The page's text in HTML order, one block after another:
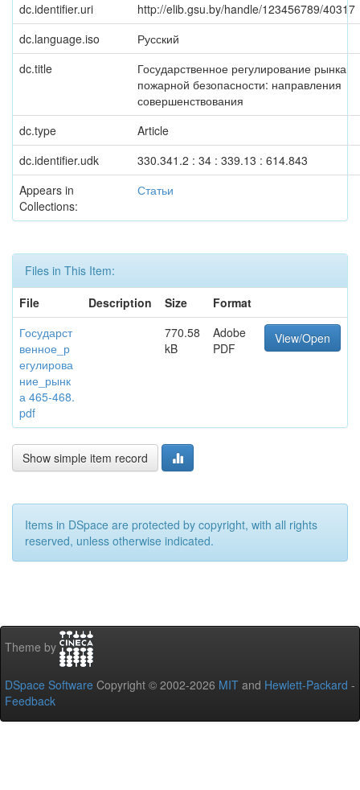
dc.identifier.uri
http://elib.gsu.by/handle/123456789/40317
dc.language.iso
Русский
dc.title
Государственное регулирование рынка
пожарной безопасности: направления
совершенствования
dc.type
Article
dc.identifier.udk
330.341.2 : 34 : 339.13 : 614.843
Appears in
Collections:
Статьи
Files in This Item:
File
Description Size
Format
Государст
венное_р
егулирова
ние_рынк
а 465-468.
pdf
770.58
kB
Adobe
PDF
View/Open
Show simple item record
Items in DSpace are protected by copyright, with all rights
reserved, unless otherwise indicated.
Theme by
DSpace Software Copyright © 2002-2026 MIT and Hewlett-Packard -
Feedback